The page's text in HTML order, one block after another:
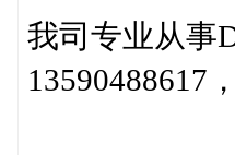
我司专业从事
13590488617